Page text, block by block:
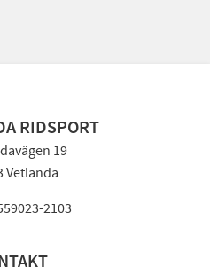
RIDSPORT
19
Vetlanda
2103